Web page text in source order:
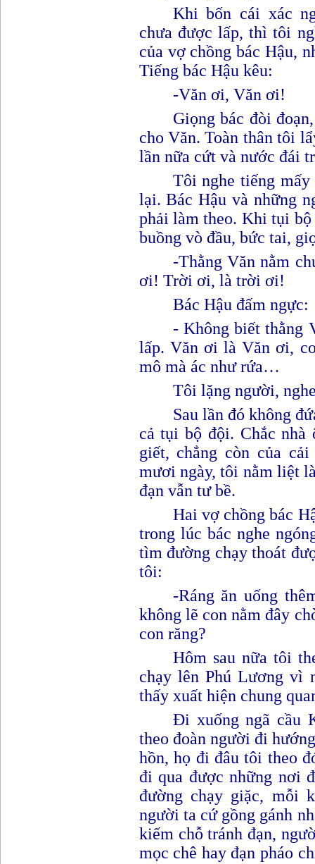
Khi bốn cái xác
chưa được lấp, thì tôi
của vợ chồng bác Hậu,
Tiếng bác Hậu kêu:
-Văn ơi, Văn ơi!
Giọng bác đòi
cho Văn. Toàn thân tôi
lần nữa cứt và nước đái
Tôi nghe tiếng mấy
lại. Bác Hậuvà những
phải làm theo. Khi tụi
buồng vò đầu, bức tai,
-Thằng Văn nằm
ơi! Trời ơi, là trời ơi!
Bác Hậu đấm ngực:
- Không biết thằng
lấp. Văn ơi là Văn ơi,
mô mà ác như rứa…
Tôi lặng người,
Sau lần đó không
cả tụi bộ đội. Chắc nhà
giết, chẳng còn của
mươi ngày, tôi nằm liệt
đạn vẫn tư bề.
Hai vợ chồng bác
trong lúc bác nghe
tìm đường chạy thoát
tôi:
-Ráng ăn uống
không lẽ con nằm đây
con răng?
Hôm sau nữa tôi
chạy lên Phú Lương vì
thấy xuất hiện chung
Đi xuống ngã cầu
theo đoàn người đi
hồn, họ đi đâu tôi theo
đi qua được những nơi
đường chạy giặc, mỗi
người ta cứ gồng gánh
kiếm chỗ tránh đạn,
mọc chê hay đạn pháo